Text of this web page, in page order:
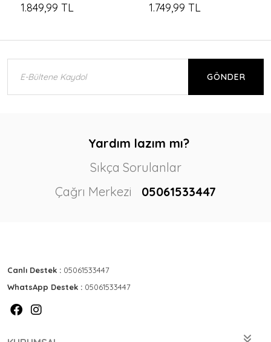
1.849,99 TL 1.749,99 TL
GÖNDER
Yardım lazım mı?
Sıkça Sorulanlar
Çağrı Merkezi
05061533447
Canlı Destek : 05061533447
WhatsApp Destek : 05061533447